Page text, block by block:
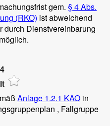
gem. § 4 Abs.
(RKO) ist abweichend
durch Dienstvereinbarung
möglich.
Anlage 1.2.1 KAO in
, Fallgruppe